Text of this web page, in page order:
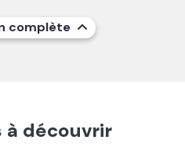
complète
découvrir